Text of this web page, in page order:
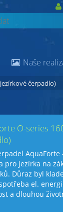
čerpadlo)
O-series
AquaForte
pro jezírka na
Důraz byl
el.
a dlouhou
Naše